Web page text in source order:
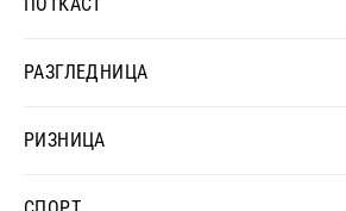
ПОТКАСТ
РАЗГЛЕДНИЦА
РИЗНИЦА